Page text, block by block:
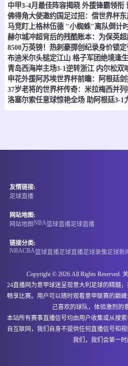
情报
澳昆超 07-07 17:30
黄金海岸骑士 0 - 0
情报
澳亚U23 07-07 17:30
缅甸U20
-
情报
澳足总 07-07 17:45
北鹰阳光 0 - 0
佛得角大使邀约国足过招：借世界杯
马竞盯上格林伍德 "小蜘蛛"离队倒计时
赫尔城冲超背后的残酷账本：为保英
布迪米尔头槌定江山 格子军团绝境逢
青岛西海岸主场3-1逆转浙江 内尔松双
洛塞尔索任意球惊艳全场 助阿根廷3-1
友情链接:
足球直播
网站地图:
网站地图NBA篮球直播足球直播
链接分类:
NBACBA篮球直播足球直播足球录像 足球新
Copyright © 2026.All Rights Reserved.
24直播网为意甲球迷呈现意大利足球的精髓
畅享比赛。用户可以随时观看意甲联赛的巅
己喜欢的球队，体验激烈的
本站所有赛事直播信号均由用户收集或从搜
自互联网，我们自身不提供任何直播信号和
我们，我们会第一时